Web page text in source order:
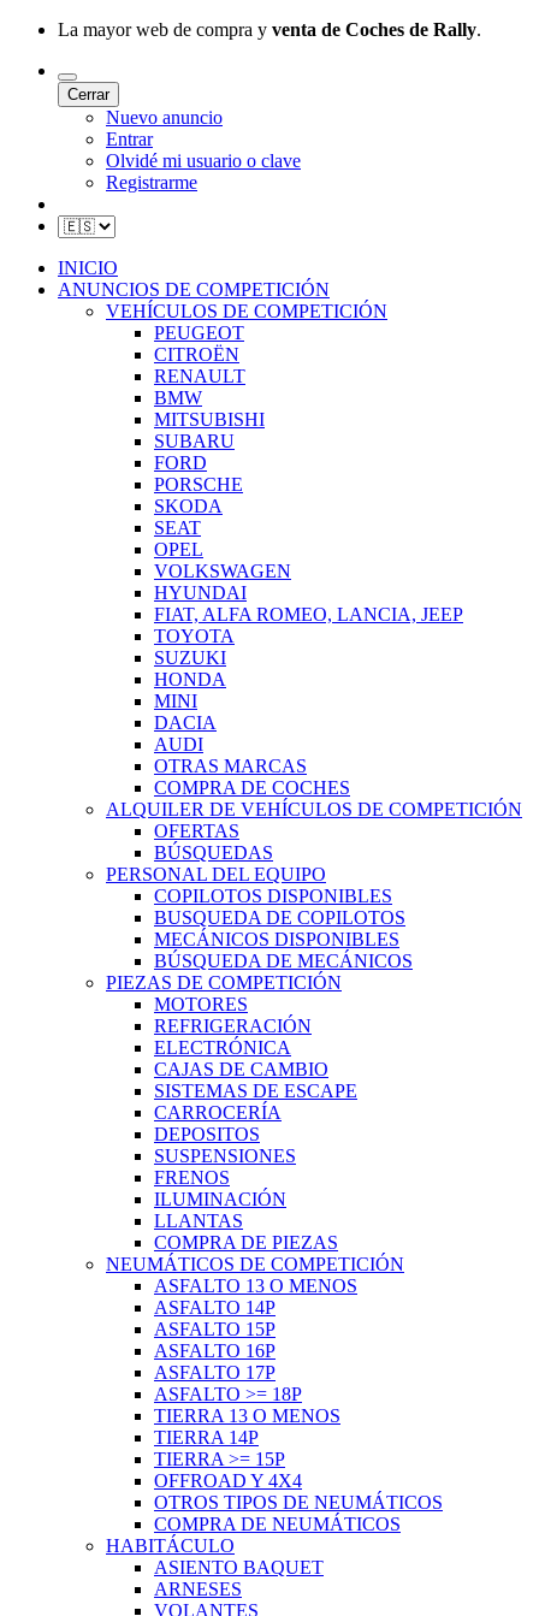
La mayor web de compra y venta de Coches de Rally.
Cerrar
Nuevo anuncio
Entrar
Olvidé mi usuario o clave
Registrarme
INICIO
ANUNCIOS DE COMPETICIÓN
VEHÍCULOS DE COMPETICIÓN
PEUGEOT
CITROËN
RENAULT
BMW
MITSUBISHI
SUBARU
FORD
PORSCHE
SKODA
SEAT
OPEL
VOLKSWAGEN
HYUNDAI
FIAT, ALFA ROMEO, LANCIA, JEEP
TOYOTA
SUZUKI
HONDA
MINI
DACIA
AUDI
OTRAS MARCAS
COMPRA DE COCHES
ALQUILER DE VEHÍCULOS DE COMPETICIÓN
OFERTAS
BÚSQUEDAS
PERSONAL DEL EQUIPO
COPILOTOS DISPONIBLES
BUSQUEDA DE COPILOTOS
MECÁNICOS DISPONIBLES
BÚSQUEDA DE MECÁNICOS
PIEZAS DE COMPETICIÓN
MOTORES
REFRIGERACIÓN
ELECTRÓNICA
CAJAS DE CAMBIO
SISTEMAS DE ESCAPE
CARROCERÍA
DEPOSITOS
SUSPENSIONES
FRENOS
ILUMINACIÓN
LLANTAS
COMPRA DE PIEZAS
NEUMÁTICOS DE COMPETICIÓN
ASFALTO 13 O MENOS
ASFALTO 14P
ASFALTO 15P
ASFALTO 16P
ASFALTO 17P
ASFALTO >= 18P
TIERRA 13 O MENOS
TIERRA 14P
TIERRA >= 15P
OFFROAD Y 4X4
OTROS TIPOS DE NEUMÁTICOS
COMPRA DE NEUMÁTICOS
HABITÁCULO
ASIENTO BAQUET
ARNESES
VOLANTES